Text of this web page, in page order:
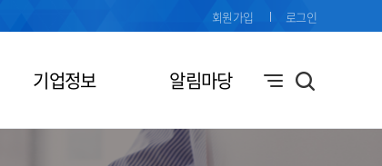
기업정보 알림마당
회원가입 로그인